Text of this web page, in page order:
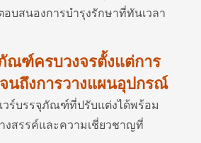
อบสนองการบำรุงรักษาที่ทันเวลา
ณฑ์ครบวงจรตั้งแต่การ
นถึงการวางแผนอุปกรณ์
วร์บรรจุภัณฑ์ที่ปรับแต่งได้พร้อม
งสรรค์และความเชี่ยวชาญที่